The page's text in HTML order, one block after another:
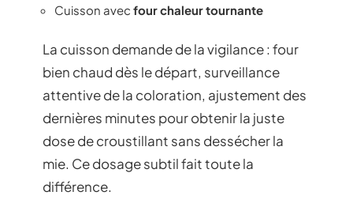
Cuisson avec four chaleur tournante
La cuisson demande de la vigilance : four
bien chaud dès le départ, surveillance
attentive de la coloration, ajustement des
dernières minutes pour obtenir la juste
dose de croustillant sans dessécher la
mie. Ce dosage subtil fait toute la
différence.